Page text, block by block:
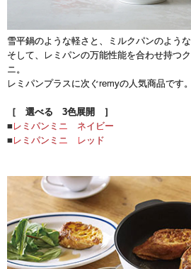
雪平鍋のような軽さと、ミルクパンのような
そして、レミパンの万能性能を合わせ持つ
ニ。
レミパンプラスに次ぐremyの人気商品です。
［ 選べる 3色展開 ］
■レミパンミニ ネイビー
■レミパンミニ レッド